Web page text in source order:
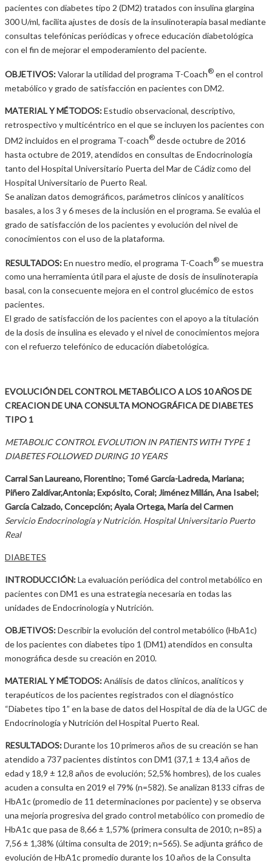
pacientes con diabetes tipo 2 (DM2) tratados con insulina glargina
300 U/ml, facilita ajustes de dosis de la insulinoterapia basal mediante
consultas telefónicas periódicas y ofrece educación diabetológica
con el fin de mejorar el empoderamiento del paciente.
OBJETIVOS:Valorar la utilidad del programa T-Coach® en el control
metabólico y grado de satisfacción en pacientes con DM2.
MATERIAL Y MÉTODOS:Estudio observacional, descriptivo,
retrospectivo y multicéntrico en el que se incluyen los pacientes con
DM2 incluidos en el programa T-coach® desde octubre de 2016
hasta octubre de 2019, atendidos en consultas de Endocrinología
tanto del Hospital Universitario Puerta del Mar de Cádiz como del
Hospital Universitario de Puerto Real.
Se analizan datos demográficos, parámetros clínicos y analíticos
basales, a los 3 y 6 meses de la inclusión en el programa. Se evalúa el
grado de satisfacción de los pacientes y evolución del nivel de
conocimientos con el uso de la plataforma.
RESULTADOS:En nuestro medio, el programa T-Coach® se muestra
como una herramienta útil para el ajuste de dosis de insulinoterapia
basal, con la consecuente mejora en el control glucémico de estos
pacientes.
El grado de satisfacción de los pacientes con el apoyo a la titulación
de la dosis de insulina es elevado y el nivel de conocimientos mejora
con el refuerzo telefónico de educación diabetológica.
EVOLUCIÓN DEL CONTROL METABÓLICO A LOS 10 AÑOS DE
CREACION DE UNA CONSULTA MONOGRÁFICA DE DIABETES
TIPO 1
METABOLIC CONTROL EVOLUTION IN PATIENTS WITH TYPE 1
DIABETES FOLLOWED DURING 10 YEARS
Carral San Laureano, Florentino; Tomé García-Ladreda, Mariana;
Piñero Zaldívar,Antonia; Expósito, Coral; Jiménez Millán, Ana Isabel;
García Calzado, Concepción; Ayala Ortega, María del Carmen
Servicio Endocrinología y Nutrición. Hospital Universitario Puerto
Real
DIABETES
INTRODUCCIÓN:La evaluación periódica del control metabólico en
pacientes con DM1 es una estrategia necesaria en todas las
unidades de Endocrinología y Nutrición.
OBJETIVOS:Describir la evolución del control metabólico (HbA1c)
de los pacientes con diabetes tipo 1 (DM1) atendidos en consulta
monográfica desde su creación en 2010.
MATERIAL Y MÉTODOS:Análisis de datos clínicos, analíticos y
terapéuticos de los pacientes registrados con el diagnóstico
“Diabetes tipo 1” en la base de datos del Hospital de día de la UGC de
Endocrinología y Nutrición del Hospital Puerto Real.
RESULTADOS:Durante los 10 primeros años de su creación se han
atendido a 737 pacientes distintos con DM1 (37,1 ± 13,4 años de
edad y 18,9 ± 12,8 años de evolución; 52,5% hombres), de los cuales
acuden a consulta en 2019 el 79% (n=582). Se analizan 8133 cifras de
HbA1c (promedio de 11 determinaciones por paciente) y se observa
una mejoría progresiva del grado control metabólico con promedio de
HbA1c que pasa de 8,66 ± 1,57% (primera consulta de 2010; n=85) a
7,56 ± 1,38% (última consulta de 2019; n=565). Se adjunta gráfico de
evolución de HbA1c promedio durante los 10 años de la Consulta